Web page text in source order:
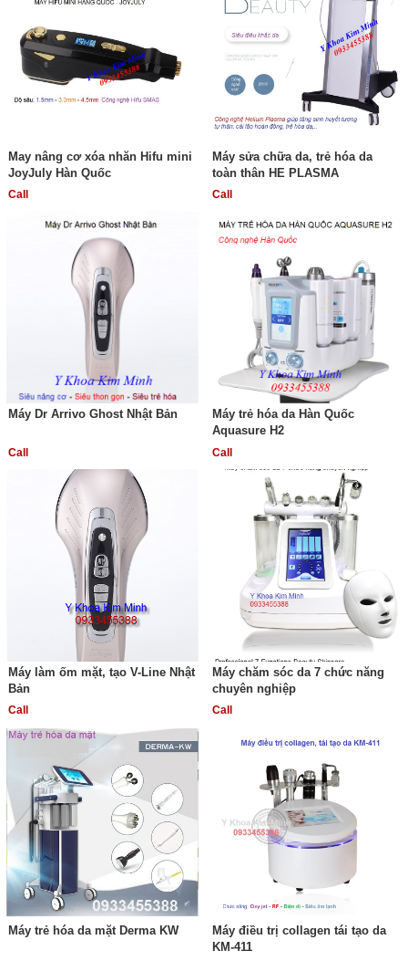
May nâng cơ xóa nhăn Hifu mini
JoyJuly Hàn Quốc
Call
Máy sửa chữa da, trẻ hóa da
toàn thân HE PLASMA
Call
Máy Dr Arrivo Ghost Nhật Bản
Call
Máy trẻ hóa da Hàn Quốc
Aquasure H2
Call
Máy làm ốm mặt, tạo V-Line Nhật
Bản
Call
Máy chăm sóc da 7 chức năng
chuyên nghiệp
Call
Máy trẻ hóa da mặt Derma KW
Máy điều trị collagen tái tạo da
KM-411